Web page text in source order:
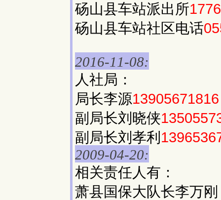
砀山县车站派出所
砀山县车站社区电话
2016-11-08:
人社局：
局长李源13905671816
副局长刘晓侠
副局长刘孝利
2009-04-20:
相关责任人有：
萧县国保大队长李万